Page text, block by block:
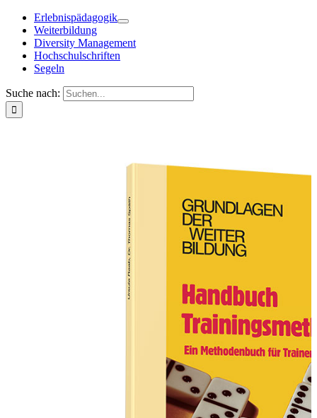
Erlebnispädagogik
Weiterbildung
Diversity Management
Hochschulschriften
Segeln
Suche nach: